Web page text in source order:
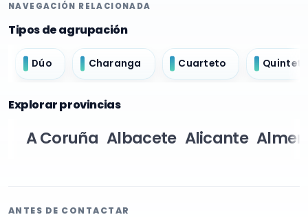
NAVEGACIÓN RELACIONADA
Tipos de agrupación
Dúo Charanga Cuarteto Quinteto
Explorar provincias
A Coruña Albacete Alicante
ANTES DE CONTACTAR